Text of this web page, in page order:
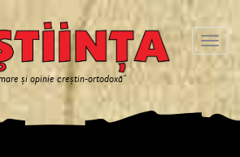
și opinie creștin-ortodoxă"
Meniu